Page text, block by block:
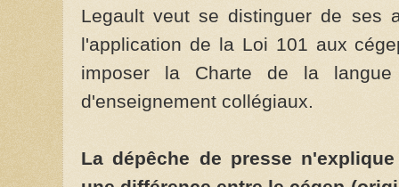
Legault veut se distinguer de ses
l'application de la Loi 101 aux
imposer la Charte de la langue
d'enseignement collégiaux.
La dépêche de presse